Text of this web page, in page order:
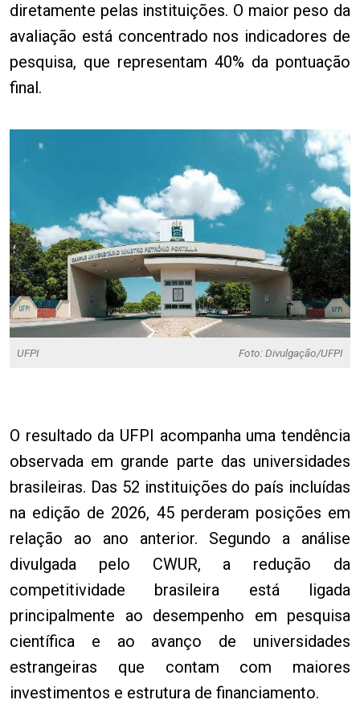
diretamente pelas instituições. O maior peso da
avaliação está concentrado nos indicadores de
pesquisa, que representam 40% da pontuação
final.
UFPI Foto: Divulgação/UFPI
O resultado da UFPI acompanha uma tendência
observada em grande parte das universidades
brasileiras. Das 52 instituições do país incluídas
na edição de 2026, 45 perderam posições em
relação ao ano anterior. Segundo a análise
divulgada pelo CWUR, a redução da
competitividade brasileira está ligada
principalmente ao desempenho em pesquisa
científica e ao avanço de universidades
estrangeiras que contam com maiores
investimentos e estrutura de financiamento.